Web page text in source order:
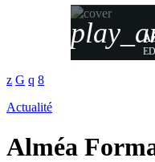
Actualité
Alméa